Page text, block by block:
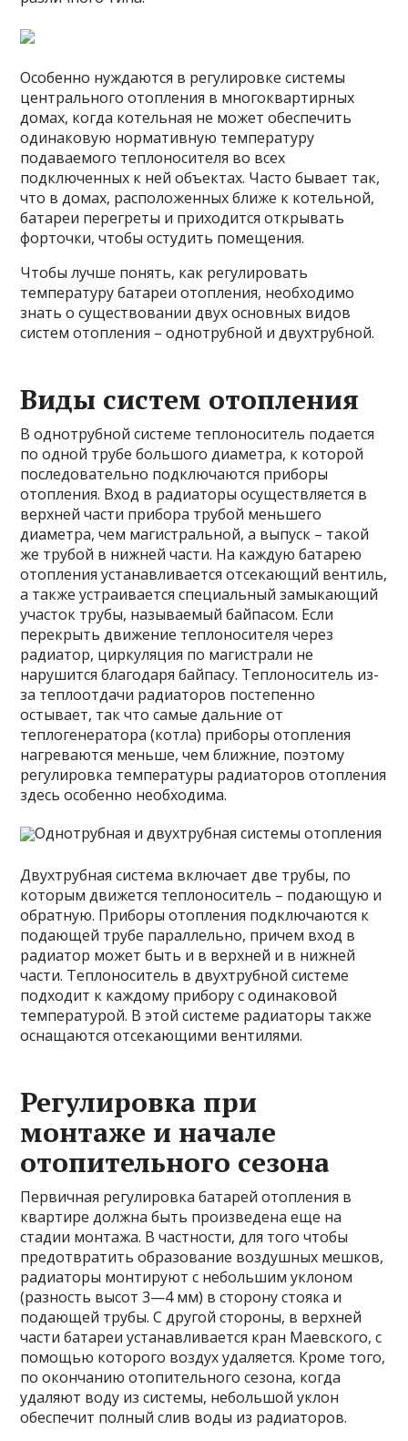
Особенно нуждаются в регулировке системы
центрального отопления в многоквартирных
домах, когда котельная не может обеспечить
одинаковую нормативную температуру
подаваемого теплоносителя во всех
подключенных к ней объектах. Часто бывает так,
что в домах, расположенных ближе к котельной,
батареи перегреты и приходится открывать
форточки, чтобы остудить помещения.
Чтобы лучше понять, как регулировать
температуру батареи отопления, необходимо
знать о существовании двух основных видов
систем отопления – однотрубной и двухтрубной.
Виды систем отопления
В однотрубной системе теплоноситель подается
по одной трубе большого диаметра, к которой
последовательно подключаются приборы
отопления. Вход в радиаторы осуществляется в
верхней части прибора трубой меньшего
диаметра, чем магистральной, а выпуск – такой
же трубой в нижней части. На каждую батарею
отопления устанавливается отсекающий вентиль,
а также устраивается специальный замыкающий
участок трубы, называемый байпасом. Если
перекрыть движение теплоносителя через
радиатор, циркуляция по магистрали не
нарушится благодаря байпасу. Теплоноситель из-
за теплоотдачи радиаторов постепенно
остывает, так что самые дальние от
теплогенератора (котла) приборы отопления
нагреваются меньше, чем ближние, поэтому
регулировка температуры радиаторов отопления
здесь особенно необходима.
Однотрубная и двухтрубная системы отопления
Двухтрубная система включает две трубы, по
которым движется теплоноситель – подающую и
обратную. Приборы отопления подключаются к
подающей трубе параллельно, причем вход в
радиатор может быть и в верхней и в нижней
части. Теплоноситель в двухтрубной системе
подходит к каждому прибору с одинаковой
температурой. В этой системе радиаторы также
оснащаются отсекающими вентилями.
Регулировка при
монтаже и начале
отопительного сезона
Первичная регулировка батарей отопления в
квартире должна быть произведена еще на
стадии монтажа. В частности, для того чтобы
предотвратить образование воздушных мешков,
радиаторы монтируют с небольшим уклоном
(разность высот 3—4 мм) в сторону стояка и
подающей трубы. С другой стороны, в верхней
части батареи устанавливается кран Маевского, с
помощью которого воздух удаляется. Кроме того,
по окончанию отопительного сезона, когда
удаляют воду из системы, небольшой уклон
обеспечит полный слив воды из радиаторов.